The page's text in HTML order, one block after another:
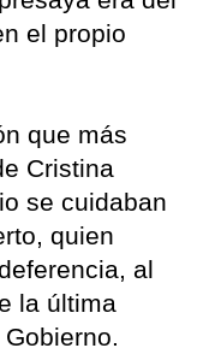
el propio
que más
Cristina
se cuidaban
quien
al
la última